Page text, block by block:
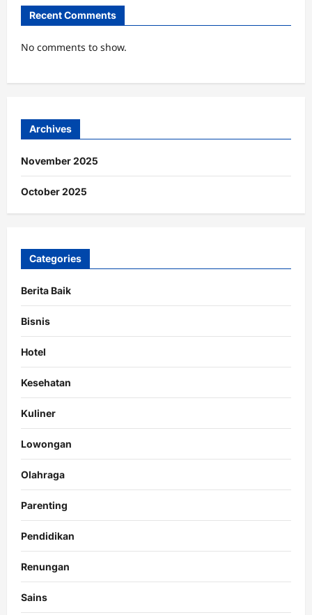
Recent Comments
No comments to show.
Archives
November 2025
October 2025
Categories
Berita Baik
Bisnis
Hotel
Kesehatan
Kuliner
Lowongan
Olahraga
Parenting
Pendidikan
Renungan
Sains